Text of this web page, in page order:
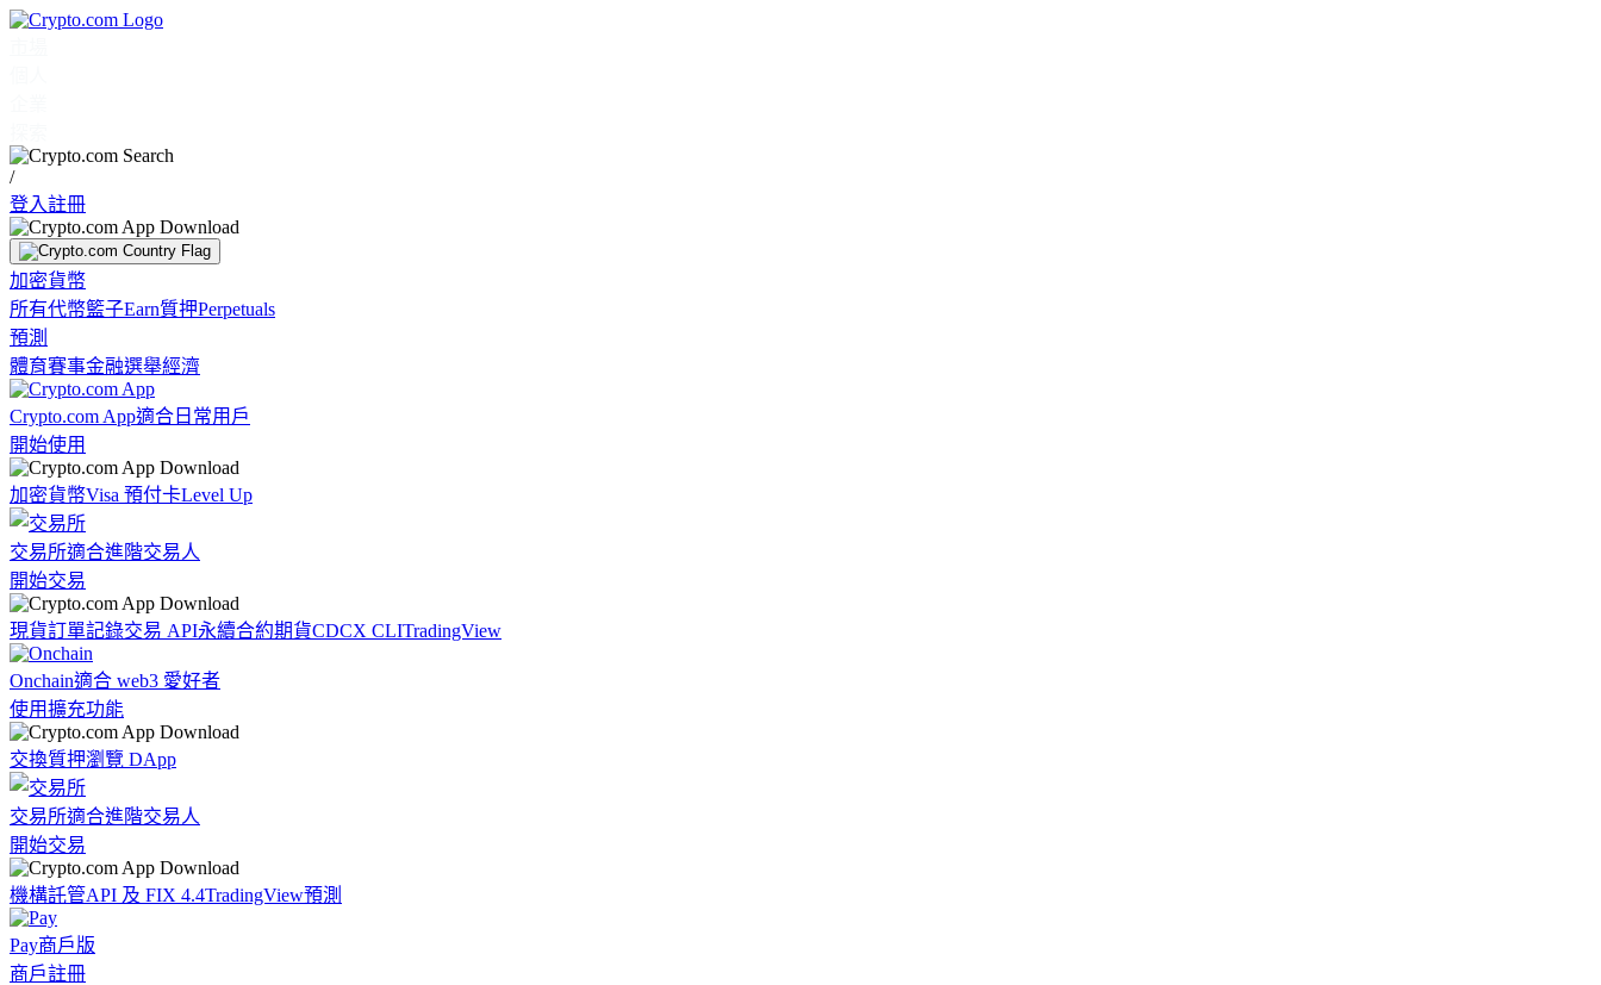
/
登入註冊
加密貨幣
所有代幣籃子Earn質押Perpetuals
預測
體育賽事金融選舉經濟
Crypto.com App適合日常用戶
開始使用
加密貨幣Visa 預付卡Level Up
交易所適合進階交易人
開始交易
現貨訂單記錄交易 API永續合約期貨CDCX CLITradingView
Onchain適合 web3 愛好者
使用擴充功能
交換質押瀏覽 DApp
交易所適合進階交易人
開始交易
機構託管API 及 FIX 4.4TradingView預測
Pay商戶版
商戶註冊